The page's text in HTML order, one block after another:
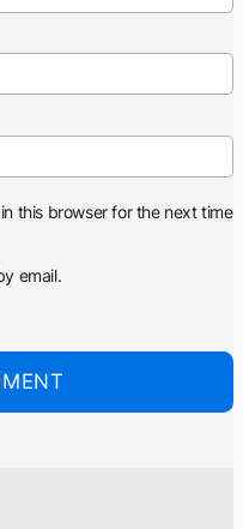
this browser for the next time
email.